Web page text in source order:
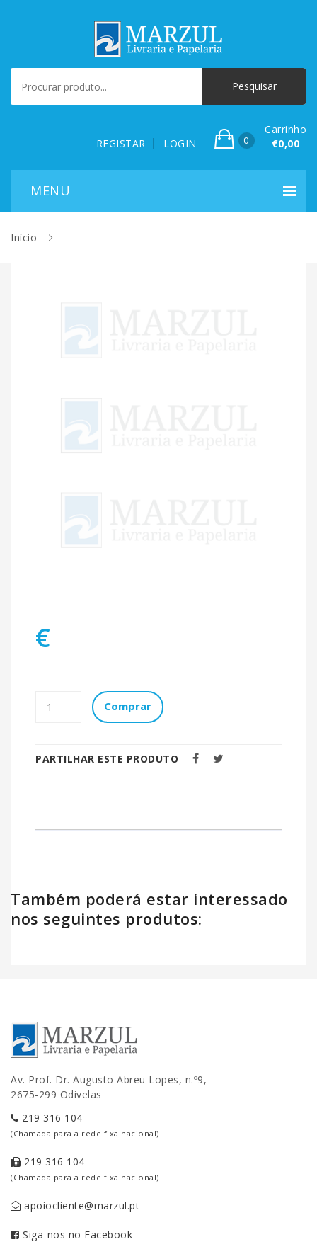
REGISTAR LOGIN 0
Carrinho
€0,00
Início
€
Comprar
PARTILHAR ESTE PRODUTO
Também poderá estar interessado
nos seguintes produtos:
Av. Prof. Dr. Augusto Abreu Lopes, n.º9,
2675-299 Odivelas
219 316 104
(Chamada para a rede fixa nacional)
219 316 104
(Chamada para a rede fixa nacional)
apoiocliente@marzul.pt
Siga-nos no Facebook